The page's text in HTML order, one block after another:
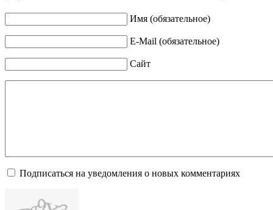
Имя (обязательное)
E-Mail (обязательное)
Сайт
Подписаться на уведомления о новых комментариях